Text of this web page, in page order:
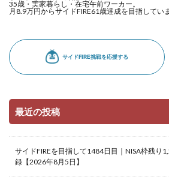
35歳・実家暮らし・在宅午前ワーカー。
月8.9万円からサイドFIRE61歳達成を目指してい
最近の投稿
サイドFIREを目指して1484日目｜NISA枠残り
録【2026年8月5日】